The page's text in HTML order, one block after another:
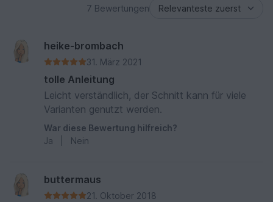
7 Bewertungen
heike-brombach
31. März 2021
tolle Anleitung
Leicht verständlich, der Schnitt kann für viele
Varianten genutzt werden.
War diese Bewertung hilfreich?
Ja
Nein
buttermaus
21. Oktober 2018